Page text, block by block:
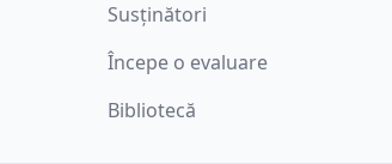
Susținători
Începe o evaluare
Bibliotecă